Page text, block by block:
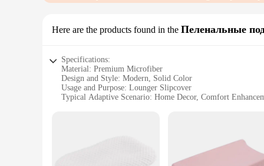
Here are the products found in the Пеленальные
Specifications:
Material: Premium Microfiber
Design and Style: Modern, Solid Color
Usage and Purpose: Lounger Slipcover
Typical Adaptive Scenario: Home Decor, Comfort
**Elevate Your Comfort Experience**